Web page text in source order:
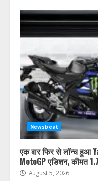
Newsbeat
एक बार फिर से लॉन्च हुआ
MotoGP एडिशन, कीमत
August 5, 2026